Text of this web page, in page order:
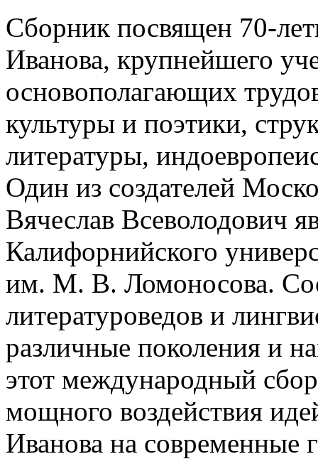
Сборник посвящен 70-
Иванова, крупнейшего
основополагающих
культуры и поэтики,
литературы,
Один из создателей
Вячеслав Всеволодович
Калифорнийского
им. М. В. Ломоносова.
литературоведов и
различные поколения и
этот международный
мощного воздействия
Иванова на современные